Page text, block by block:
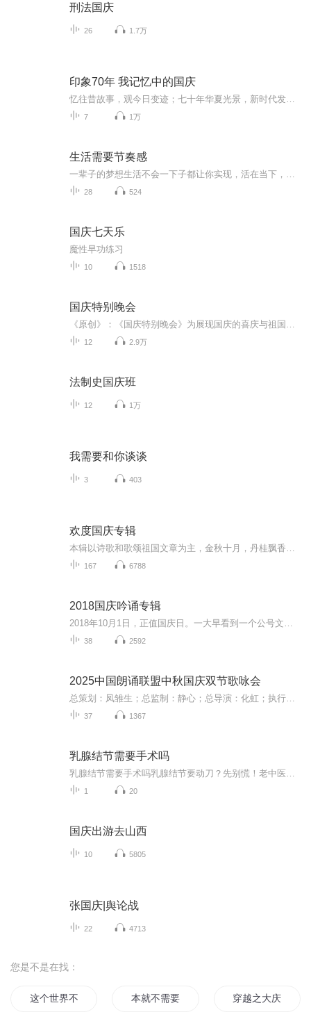
刑法国庆
26 1.7万
印象70年 我记忆中的国庆
7 1万
生活需要节奏感
28 524
国庆七天乐
魔性早功练习
10 1518
国庆特别晚会
12 2.9万
法制史国庆班
12 1万
我需要和你谈谈
3 403
欢度国庆专辑
167 6788
2018国庆吟诵专辑
38 2592
2025中国朗诵联盟中秋国庆双节歌咏会
37 1367
乳腺结节需要手术吗
1 20
国庆出游去山西
10 5805
张国庆|舆论战
22 4713
您是不是在找：
这个世界不需要神 本就不需要女主 穿越之大庆帝国